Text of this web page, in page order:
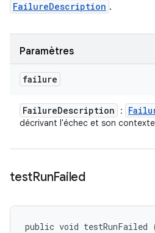
FailureDescription .
Paramètres
failure
FailureDescription :
décrivant l'échec et son
testRunFailed
public void testRunFailed